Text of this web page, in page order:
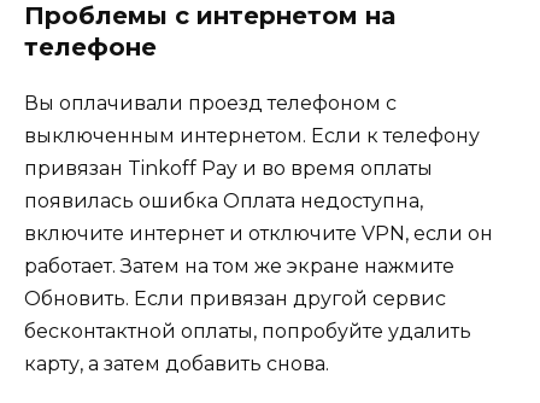
Проблемы с интернетом на
телефоне
Вы оплачивали проезд телефоном с
выключенным интернетом. Если к телефону
привязан Tinkoff Pay и во время оплаты
появилась ошибка Оплата недоступна,
включите интернет и отключите VPN, если он
работает. Затем на том же экране нажмите
Обновить. Если привязан другой сервис
бесконтактной оплаты, попробуйте удалить
карту, а затем добавить снова.